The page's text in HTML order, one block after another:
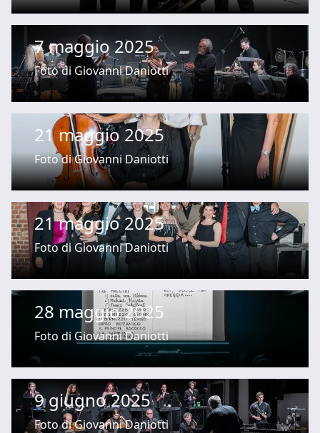
7 maggio 2025
Foto di Giovanni Daniotti
21 maggio 2025
Foto di Giovanni Daniotti
21 maggio 2025
Foto di Giovanni Daniotti
28 maggio 2025
Foto di Giovanni Daniotti
9 giugno 2025
Foto di Giovanni Daniotti